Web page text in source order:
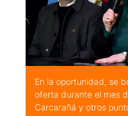
En la oportunidad, se
oferta durante el mes
Carcarañá y otros